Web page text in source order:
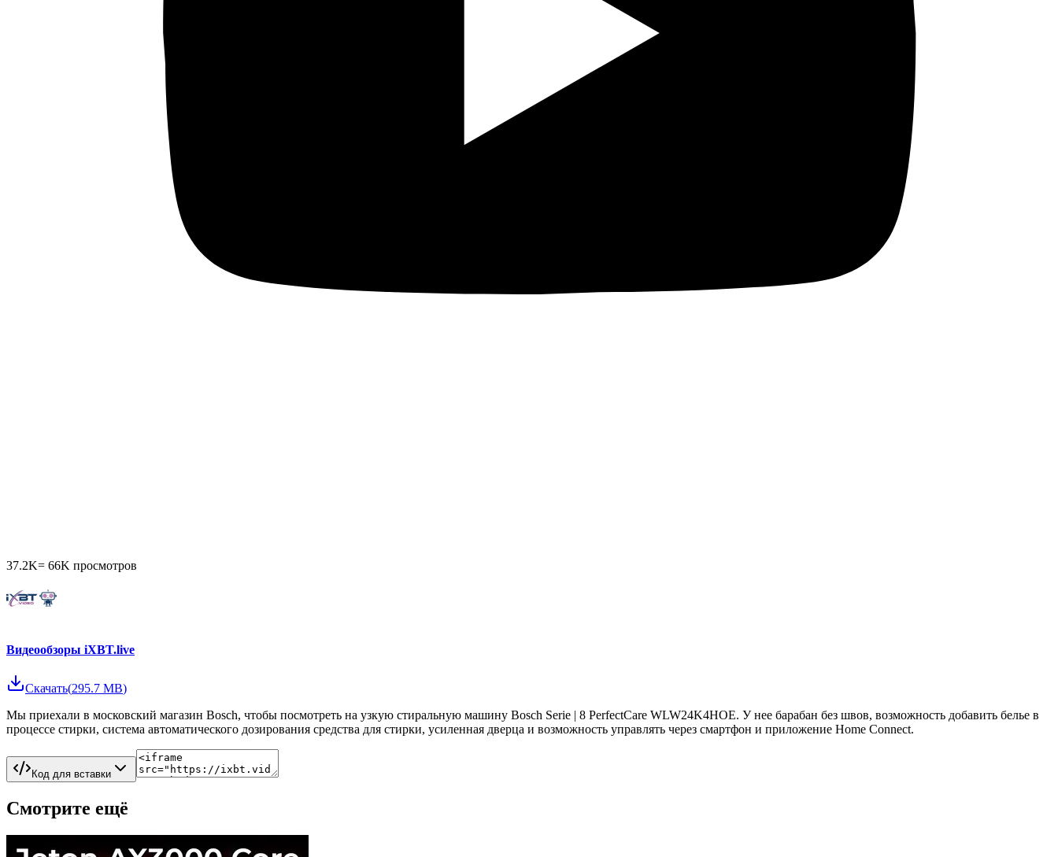
37.2K= 66K просмотров
Видеообзоры iXBT.live
Скачать(295.7 MB)
Мы приехали в московский магазин Bosch, чтобы посмотреть на узкую стиральную машину Bosch Serie | 8 PerfectCare WLW24K4HOE. У нее барабан без швов, возможность добавить белье в
процессе стирки, система автоматического дозирования средства для стирки, усиленная дверца и возможность управлять через смартфон и приложение Home Connect.
Код для вставки
Смотрите ещё